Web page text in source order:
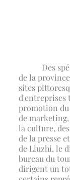
Des
de la
sites
d'entreprises
promotion
de
la culture,
de la presse
de Liuzhi, le
bureau du
dirigent un